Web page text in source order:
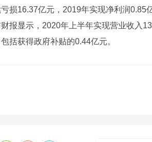
损16.37亿元，2019年实现净利润0.85
报显示，2020年上半年实现营业收入
括获得政府补贴的0.44亿元。